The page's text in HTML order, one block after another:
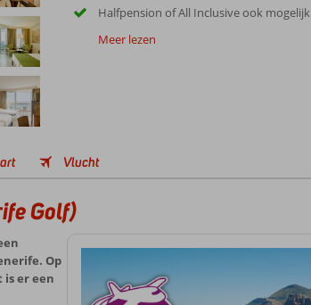
Halfpension of All Inclusive ook mogelijk
Meer lezen
Vlucht
Golf)
Op
er een